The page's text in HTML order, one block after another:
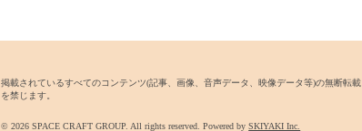
掲載されているすべてのコンテンツ(記事、画像、音声データ、映像データ等)の無断転載
を禁じます。
© 2026 SPACE CRAFT GROUP. All rights reserved. Powered bySKIYAKI Inc.